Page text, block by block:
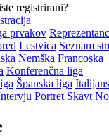
registrirani?
prvakov
Lestvica Seznam
Nemška Francoska
Konferenčna liga
Španska liga
Portret Skavt